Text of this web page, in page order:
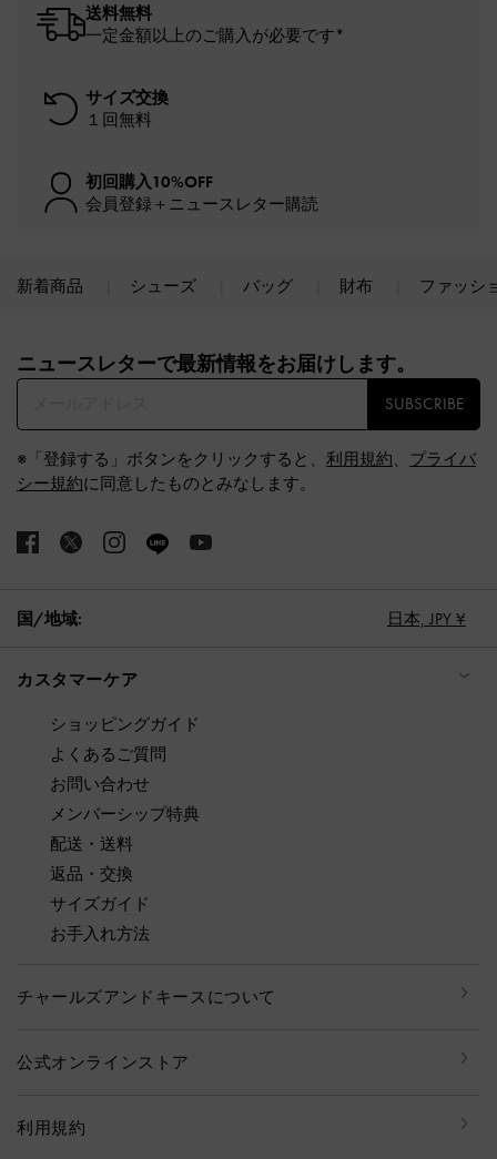
送料無料
一定金額以上のご購入が必要です*
サイズ交換
１回無料
初回購入10%OFF
会員登録＋ニュースレター購読
新着商品 シューズ バッグ 財布 ファッシ
ニュースレターで最新情報をお届けします。​
SUBSCRIBE
※「登録する」ボタンをクリックすると、 利用規約、 プライバ
シー規約に同意したものとみなします。
国/地域: 日本, JPY ¥
カスタマーケア
ショッピングガイド
よくあるご質問
お問い合わせ
メンバーシップ特典
配送・送料
返品・交換
サイズガイド
お手入れ方法
チャールズアンドキースについて
公式オンラインストア
利用規約